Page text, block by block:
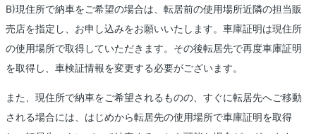
B)現住所で納車をご希望の場合は、転居前の使用場所近隣の担当販
売店を指定し、お申し込みをお願いいたします。車庫証明は現住所
の使用場所で取得していただきます。その後転居先で再度車庫証明
を取得し、車検証情報を変更する必要がございます。
また、現住所で納車をご希望されるものの、すぐに転居先へご移動
される場合には、はじめから転居先の使用場所で車庫証明を取得